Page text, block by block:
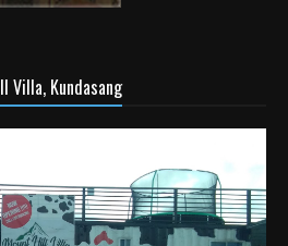
Villa, Kundasang